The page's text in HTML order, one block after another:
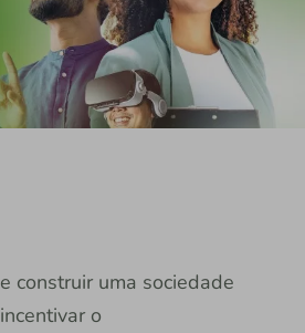
construir uma sociedade
o